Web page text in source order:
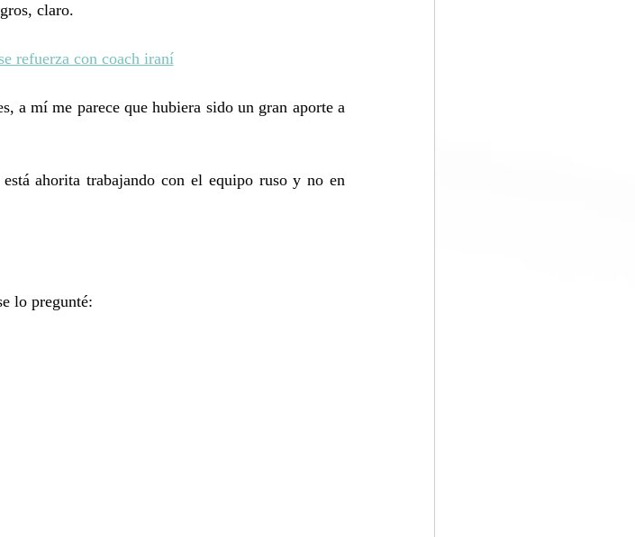
claro.
refuerza con coach iraní
a mí me parece que hubiera sido un gran aporte a
ahorita trabajando con el equipo ruso y no en
lo pregunté: